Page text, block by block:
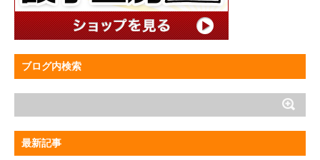
ブログ内検索
最新記事